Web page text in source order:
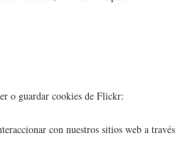
o guardar cookies de Flickr:
con nuestros sitios web a